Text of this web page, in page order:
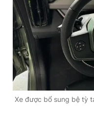
Xe được bổ sung bệ tỳ